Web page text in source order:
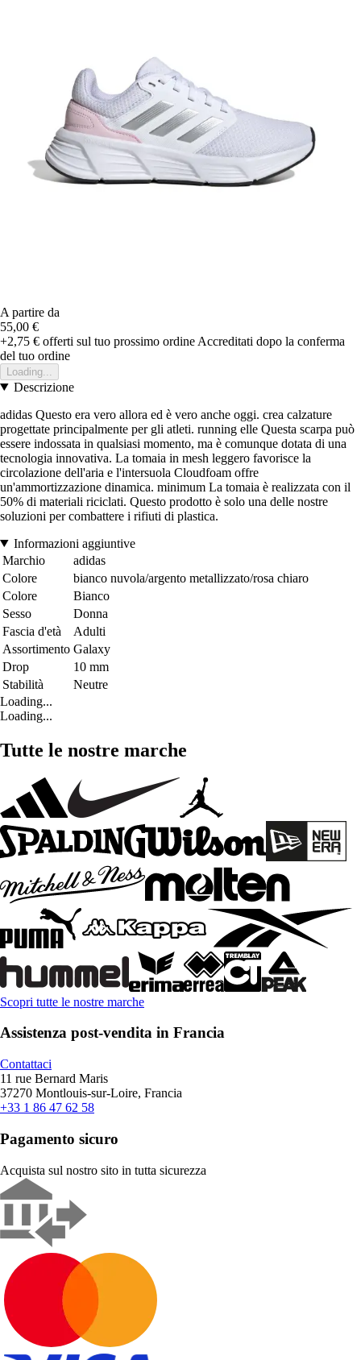
A partire da
55,00 €
+2,75 € offerti sul tuo prossimo ordine Accreditati dopo la conferma
del tuo ordine
Loading...
Descrizione
adidas Questo era vero allora ed è vero anche oggi. crea calzature
progettate principalmente per gli atleti. running elle Questa scarpa può
essere indossata in qualsiasi momento, ma è comunque dotata di una
tecnologia innovativa. La tomaia in mesh leggero favorisce la
circolazione dell'aria e l'intersuola Cloudfoam offre
un'ammortizzazione dinamica. minimum La tomaia è realizzata con il
50% di materiali riciclati. Questo prodotto è solo una delle nostre
soluzioni per combattere i rifiuti di plastica.
Informazioni aggiuntive
Marchio
adidas
Colore
bianco nuvola/argento metallizzato/rosa chiaro
Colore
Bianco
Sesso
Donna
Fascia d'età
Adulti
Assortimento Galaxy
Drop
10 mm
Stabilità
Neutre
Loading...
Loading...
Tutte le nostre marche
Scopri tutte le nostre marche
Assistenza post-vendita in Francia
Contattaci
11 rue Bernard Maris
37270 Montlouis-sur-Loire, Francia
+33 1 86 47 62 58
Pagamento sicuro
Acquista sul nostro sito in tutta sicurezza